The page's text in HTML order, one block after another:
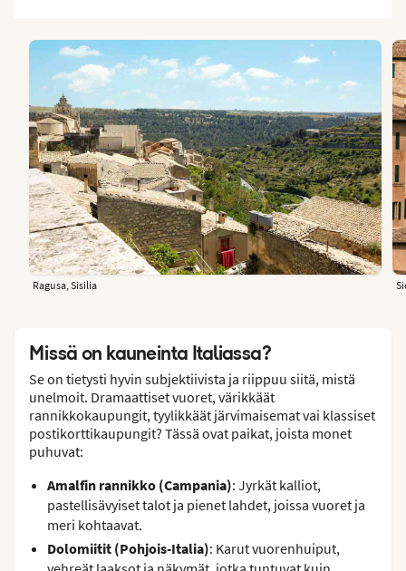
Ragusa, Sisilia
Missä on kauneinta Italiassa?
Se on tietysti hyvin subjektiivista ja riippuu siitä, mistä
unelmoit. Dramaattiset vuoret, värikkäät
rannikkokaupungit, tyylikkäät järvimaisemat vai klassiset
postikorttikaupungit? Tässä ovat paikat, joista monet
puhuvat:
Amalfin rannikko (Campania): Jyrkät kalliot,
pastellisävyiset talot ja pienet lahdet, joissa vuoret ja
meri kohtaavat.
Dolomiitit (Pohjois-Italia): Karut vuorenhuiput,